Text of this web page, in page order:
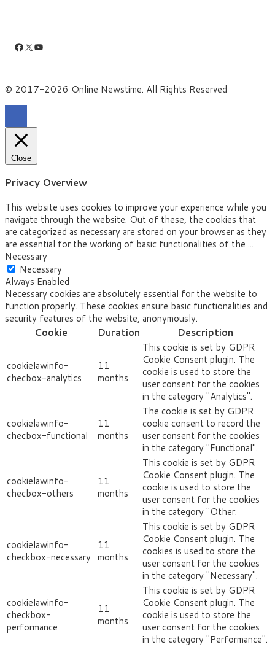
Facebook
X YouTube
© 2017-2026 Online Newstime. All Rights Reserved
Close
Privacy Overview
This website uses cookies to improve your experience while you
navigate through the website. Out of these, the cookies that
are categorized as necessary are stored on your browser as they
are essential for the working of basic functionalities of the ...
Necessary
Necessary
Always Enabled
Necessary cookies are absolutely essential for the website to
function properly. These cookies ensure basic functionalities and
security features of the website, anonymously.
Cookie
Duration Description
cookielawinfo-
checbox-analytics
11
months
This cookie is set by GDPR
Cookie Consent plugin. The
cookie is used to store the
user consent for the cookies
in the category "Analytics".
cookielawinfo-
checbox-functional
11
months
The cookie is set by GDPR
cookie consent to record the
user consent for the cookies
in the category "Functional".
cookielawinfo-
checbox-others
11
months
This cookie is set by GDPR
Cookie Consent plugin. The
cookie is used to store the
user consent for the cookies
in the category "Other.
cookielawinfo-
checkbox-necessary
11
months
This cookie is set by GDPR
Cookie Consent plugin. The
cookies is used to store the
user consent for the cookies
in the category "Necessary".
cookielawinfo-
checkbox-
performance
11
months
This cookie is set by GDPR
Cookie Consent plugin. The
cookie is used to store the
user consent for the cookies
in the category "Performance".